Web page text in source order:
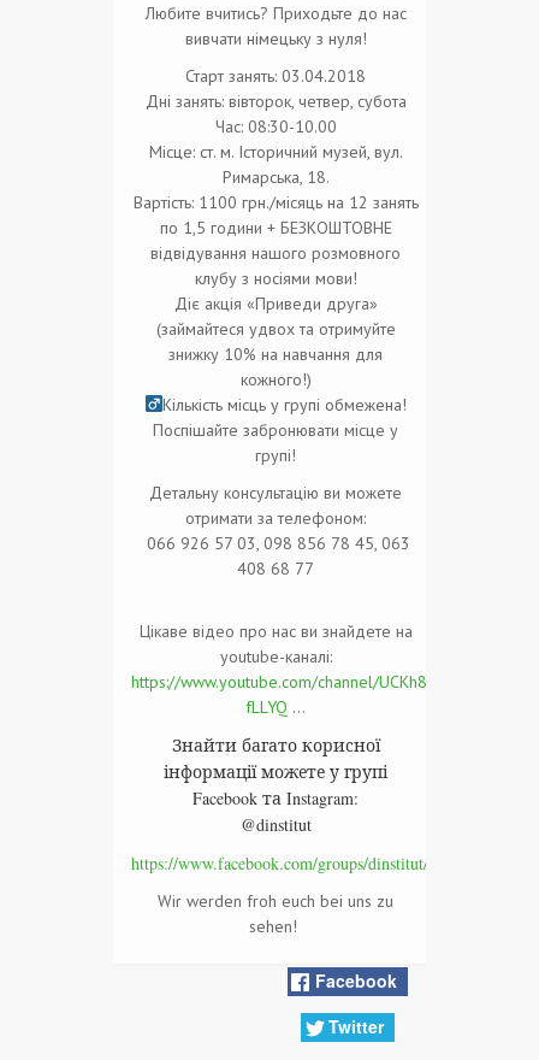
Любите вчитись? Приходьте до нас
вивчати німецьку з нуля!
Старт занять: 03.04.2018
Дні занять: вівторок, четвер, субота
Час: 08:30-10.00
Місце: ст. м. Історичний музей, вул.
Римарська, 18.
Вартість: 1100 грн./місяць на 12 занять
по 1,5 години + БЕЗКОШТОВНЕ
відвідування нашого розмовного
клубу з носіями мови!
Діє акція «Приведи друга»
(займайтеся удвох та отримуйте
знижку 10% на навчання для
кожного!)
Кількість місць у групі обмежена!
Поспішайте забронювати місце у
групі!
Детальну консультацію ви можете
отримати за телефоном:
066 926 57 03, 098 856 78 45, 063
408 68 77
Цікаве відео про нас ви знайдете на
youtube-каналі:
https://www.youtube.com/channel/
fLLYQ …
Знайти багато корисної
інформації можете у групі
Facebook та Instagram:
@dinstitut
https://www.facebook.com/groups/dinstitut/
Wir werden froh euch bei uns zu
sehen!
Facebook
Twitter